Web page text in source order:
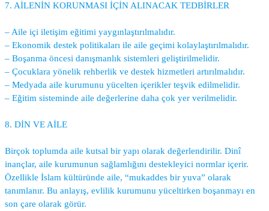
7. AİLENİN KORUNMASI İÇİN ALINACAK TEDBİRLER
– Aile içi iletişim eğitimi yaygınlaştırılmalıdır.
– Ekonomik destek politikaları ile aile geçimi kolaylaştırılmalıdır.
– Boşanma öncesi danışmanlık sistemleri geliştirilmelidir.
– Çocuklara yönelik rehberlik ve destek hizmetleri artırılmalıdır.
– Medyada aile kurumunu yücelten içerikler teşvik edilmelidir.
– Eğitim sisteminde aile değerlerine daha çok yer verilmelidir.
8. DİN VE AİLE
Birçok toplumda aile kutsal bir yapı olarak değerlendirilir. Dinî
inançlar, aile kurumunun sağlamlığını destekleyici normlar içerir.
Özellikle İslam kültüründe aile, “mukaddes bir yuva” olarak
tanımlanır. Bu anlayış, evlilik kurumunu yüceltirken boşanmayı en
son çare olarak görür.